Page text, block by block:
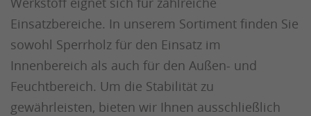
Einsatzbereiche. In unserem Sortiment finden Sie
sowohl Sperrholz für den Einsatz im
Innenbereich als auch für den Außen- und
Feuchtbereich. Um die Stabilität zu
gewährleisten, bieten wir Ihnen ausschließlich